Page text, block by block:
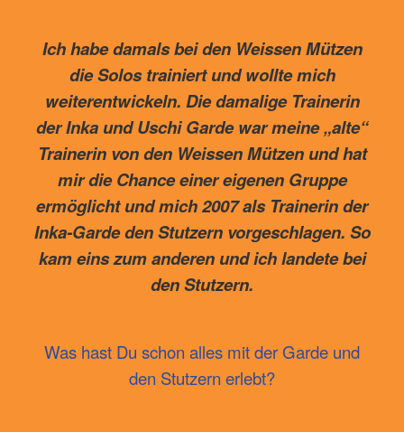
Ich habe damals bei den Weissen Mützen
die Solos trainiert und wollte mich
weiterentwickeln. Die damalige Trainerin
der Inka und Uschi Garde war meine „alte“
Trainerin von den Weissen Mützen und hat
mir die Chance einer eigenen Gruppe
ermöglicht und mich 2007 als Trainerin der
Inka-Garde den Stutzern vorgeschlagen. So
kam eins zum anderen und ich landete bei
den Stutzern.
Was hast Du schon alles mit der Garde und
den Stutzern erlebt?